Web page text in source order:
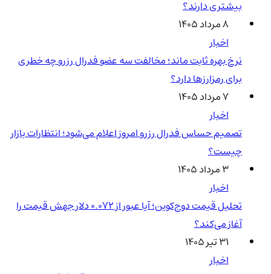
بیشتری دارند؟
۸ مرداد ۱۴۰۵
اخبار
نرخ بهره ثابت ماند؛ مخالفت سه عضو فدرال رزرو چه خطری
برای رمزارزها دارد؟
۷ مرداد ۱۴۰۵
اخبار
تصمیم حساس فدرال رزرو امروز اعلام می‌شود؛ انتظارات بازار
چیست؟
۳ مرداد ۱۴۰۵
اخبار
تحلیل قیمت دوج‌کوین؛ آیا عبور از ۰.۰۷۲ دلار جهش قیمت را
آغاز می‌کند؟
۳۱ تیر ۱۴۰۵
اخبار